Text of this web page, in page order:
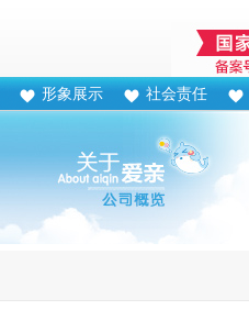
形象展示 社会责任